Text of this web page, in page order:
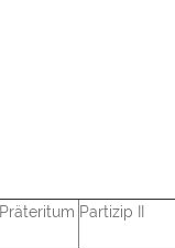
Präteritum Partizip II